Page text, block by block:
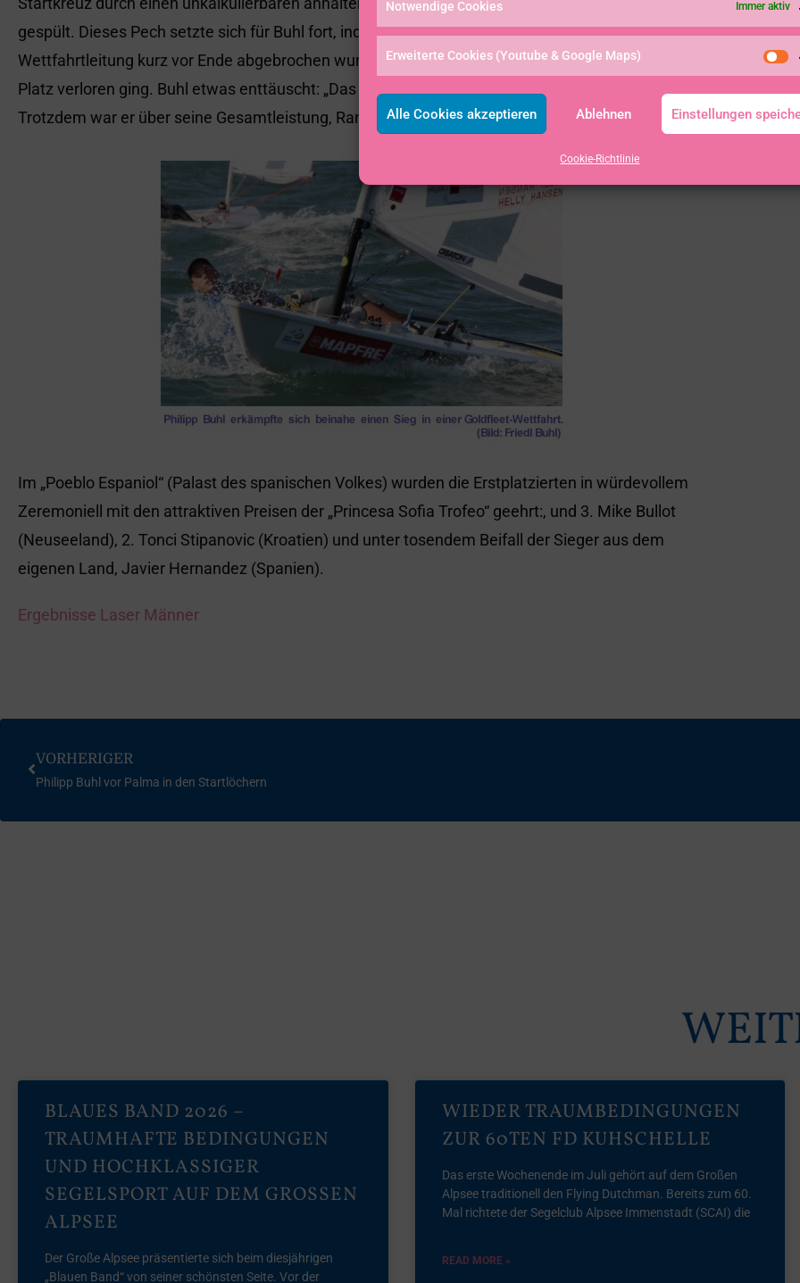
Notwendige Cookies Immer aktiv
Erweiterte Cookies (Youtube & Google Maps)
Alle Cookies akzeptieren Ablehnen Einstellungen
Cookie-Richtlinie
gespült. Dieses Pech setzte sich für Buhl fort, indem das letzte Finalserien-Race von der
Wettfahrtleitung kurz vor Ende abgebrochen wurde, wodurch ihm ein vermeintlicher 12. bis 10.
Platz verloren ging. Buhl etwas enttäuscht: „Das Ticket zum Medal-Race sollte wohl nicht sein.“
Trotzdem war er über seine Gesamtleistung, Rang 12 und klar bester Deutscher, hoch zufrieden.
Im „Poeblo Espaniol“ (Palast des spanischen Volkes) wurden die Erstplatzierten in würdevollem
Zeremoniell mit den attraktiven Preisen der „Princesa Sofia Trofeo“ geehrt:, und 3. Mike Bullot
(Neuseeland), 2. Tonci Stipanovic (Kroatien) und unter tosendem Beifall der Sieger aus dem
eigenen Land, Javier Hernandez (Spanien).
Ergebnisse Laser Männer
VORHERIGER
Philipp Buhl vor Palma in den Startlöchern
BLAUES BAND 2026 –
TRAUMHAFTE BEDINGUNGEN
UND HOCHKLASSIGER
SEGELSPORT AUF DEM GROSSEN A
LPSEE
Der Große Alpsee präsentierte sich beim diesjährigen
„Blauen Band“ von seiner schönsten Seite. Vor der
WIEDER TRAUMBEDINGUNGEN
ZUR 60TEN FD KUHSCHELLE
Das erste Wochenende im Juli gehört auf dem Großen
Alpsee traditionell den Flying Dutchman. Bereits zum 60.
Mal richtete der Segelclub Alpsee Immenstadt (SCAI) die
READ MORE »